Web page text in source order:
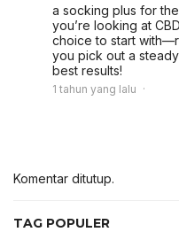
a socking plus for
you’re looking at
choice to start
you pick out a
best results!
1 tahun yang lalu
Komentar ditutup.
TAG POPULER